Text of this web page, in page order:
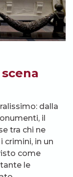
dalla
il
tra chi ne
crimini, in un
come
le